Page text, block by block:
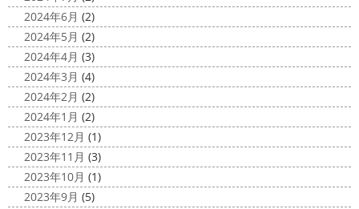
館内はとても賑わっていました
ここの大きな水槽にはサ
...
今日は高圧洗浄が何故必要かについて説明させていただき
ます
塗装工事をお考えのお客様は長くなりますが、ぜ
ひ読んでみてくださいね
外壁や屋根の表面に塗装してで
きた塗膜は、毎日屋外で紫外線、雨風、排気ガスなどにさ
らされて ...
していきますね
ット
2020/11/12
朝活
＊湘南の外壁塗装専門店＊
小倉氏サーフィンにはまり中
今回は浩
さんも一緒に
３人で出発
波は小さい
けどお天気良くて気持ち～
まずは陸でのイメトレ 入水～
小倉氏ライド
で、すぐ立ててました
2024年6月 (2)
2024年5月 (2)
2024年4月 (3)
2024年3月 (4)
2024年2月 (2)
2024年1月 (2)
2023年12月 (1)
2023年11月 (3)
2023年10月 (1)
2023年9月 (5)